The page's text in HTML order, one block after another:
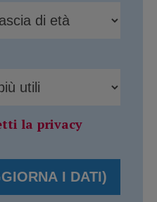
la privacy